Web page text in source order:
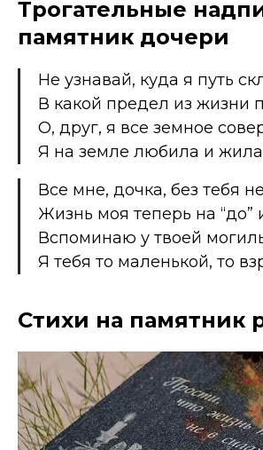
Трогательные
памятник дочери
Не узнавай, куда я путь
В какой предел из жизни
О, друг, я все земное
Я на земле любила и жила
Все мне, дочка, без тебя
Жизнь моя теперь на “до”
Вспоминаю у твоей
Я тебя то маленькой, то
Стихи на памятник